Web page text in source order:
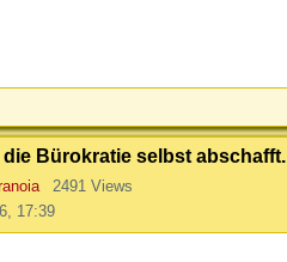
Bürokratie selbst abschafft.
2491 Views
17:39